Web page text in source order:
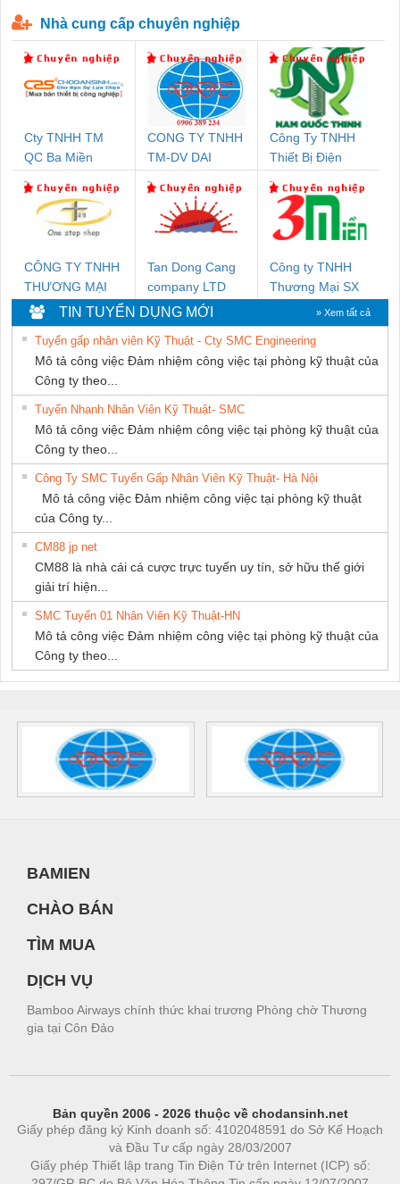
Nhà cung cấp chuyên nghiệp
Cty TNHH TM
QC Ba Miền
CONG TY TNHH
TM-DV DAI
Công Ty TNHH
Thiết Bị Điện
CÔNG TY TNHH
THƯƠNG MẠI
THIÊN ÂN VIỆT
NAM
Tan Dong Cang
company LTD
Công ty TNHH
Thương Mại SX
TIN TUYỂN DỤNG MỚI » Xem tất cả
Tuyển gấp nhân viên Kỹ Thuật - Cty SMC Engineering
Mô tả công việc Đảm nhiệm công việc tại phòng kỹ thuật của
Công ty theo...
Tuyển Nhanh Nhân Viên Kỹ Thuật- SMC
Mô tả công việc Đảm nhiệm công việc tại phòng kỹ thuật của
Công ty theo...
Công Ty SMC Tuyển Gấp Nhân Viên Kỹ Thuật- Hà Nội
Mô tả công việc Đảm nhiệm công việc tại phòng kỹ thuật
của Công ty...
CM88 jp net
CM88 là nhà cái cá cược trực tuyến uy tín, sở hữu thế giới
giải trí hiện...
SMC Tuyển 01 Nhân Viên Kỹ Thuật-HN
Mô tả công việc Đảm nhiệm công việc tại phòng kỹ thuật của
Công ty theo...
BAMIEN
CHÀO BÁN
TÌM MUA
DỊCH VỤ
Bamboo Airways chính thức khai trương Phòng chờ Thương
gia tại Côn Đảo
Bản quyền 2006 - 2026 thuộc về chodansinh.net
Giấy phép đăng ký Kinh doanh số: 4102048591 do Sở Kế Hoạch
và Đầu Tư cấp ngày 28/03/2007
Giấy phép Thiết lập trang Tin Điện Tử trên Internet (ICP) số: